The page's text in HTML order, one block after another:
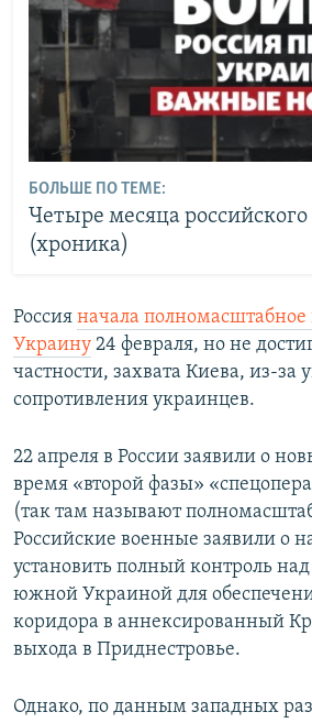
БОЛЬШЕ ПО ТЕМЕ:
Четыре месяца
(хроника)
Россия начала полномасштабное
Украину 24 февраля, но не
частности, захвата Киева, из-за
сопротивления украинцев.
22 апреля в России заявили о
время «второй фазы»
(так там называют
Российские военные заявили о
установить полный контроль
южной Украиной для
коридора в аннексированный
выхода в Приднестровье.
Однако, по данным западных